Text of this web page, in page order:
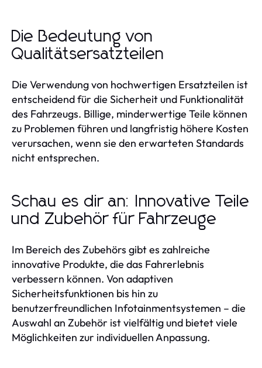
Die Bedeutung von
Qualitätsersatzteilen
Die Verwendung von hochwertigen Ersatzteilen ist
entscheidend für die Sicherheit und Funktionalität
des Fahrzeugs. Billige, minderwertige Teile können
zu Problemen führen und langfristig höhere Kosten
verursachen, wenn sie den erwarteten Standards
nicht entsprechen.
Schau es dir an: Innovative Teile
und Zubehör für Fahrzeuge
Im Bereich des Zubehörs gibt es zahlreiche
innovative Produkte, die das Fahrerlebnis
verbessern können. Von adaptiven
Sicherheitsfunktionen bis hin zu
benutzerfreundlichen Infotainmentsystemen – die
Auswahl an Zubehör ist vielfältig und bietet viele
Möglichkeiten zur individuellen Anpassung.